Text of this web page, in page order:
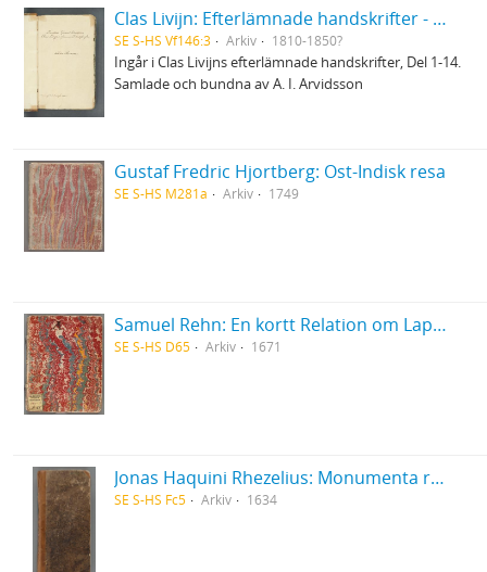
Clas Livijn: Efterlämnade handskrifter - Del 3. Romaner
SE S-HS Vf146:3 Arkiv 1810-1850?
Ingår i Clas Livijns efterlämnade handskrifter, Del 1-14.
Samlade och bundna av A. I. Arvidsson
Gustaf Fredric Hjortberg: Ost-Indisk resa
SE S-HS M281a Arkiv 1749
Samuel Rehn: En kortt Relation om Lapparnes lefwarne och sedher, wijdskiepellser, sampt i många stycken grofwe wildfarellser
SE S-HS D65 Arkiv 1671
Jonas Haquini Rhezelius: Monumenta runica in Ölandia comitatu Regni Sveciæ Gothiaquæ
SE S-HS Fc5 Arkiv 1634